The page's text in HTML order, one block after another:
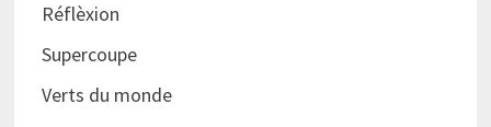
Réflèxion
Supercoupe
Verts du monde